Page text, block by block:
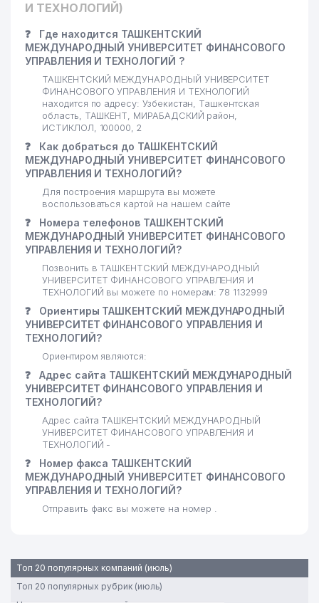
И ТЕХНОЛОГИЙ)
❓
Где находится ТАШКЕНТСКИЙ
МЕЖДУНАРОДНЫЙ УНИВЕРСИТЕТ ФИНАНСОВОГО
УПРАВЛЕНИЯ И ТЕХНОЛОГИЙ ?
ТАШКЕНТСКИЙ МЕЖДУНАРОДНЫЙ УНИВЕРСИТЕТ
ФИНАНСОВОГО УПРАВЛЕНИЯ И ТЕХНОЛОГИЙ
находится по адресу: Узбекистан, Ташкентская
область, ТАШКЕНТ, МИРАБАДСКИЙ район,
ИСТИКЛОЛ, 100000, 2
❓
Как добраться до ТАШКЕНТСКИЙ
МЕЖДУНАРОДНЫЙ УНИВЕРСИТЕТ ФИНАНСОВОГО
УПРАВЛЕНИЯ И ТЕХНОЛОГИЙ?
Для построения маршрута вы можете
воспользоваться картой на нашем сайте
❓
Номера телефонов ТАШКЕНТСКИЙ
МЕЖДУНАРОДНЫЙ УНИВЕРСИТЕТ ФИНАНСОВОГО
УПРАВЛЕНИЯ И ТЕХНОЛОГИЙ?
Позвонить в ТАШКЕНТСКИЙ МЕЖДУНАРОДНЫЙ
УНИВЕРСИТЕТ ФИНАНСОВОГО УПРАВЛЕНИЯ И
ТЕХНОЛОГИЙ вы можете по номерам: 78 1132999
❓
Ориентиры ТАШКЕНТСКИЙ МЕЖДУНАРОДНЫЙ
УНИВЕРСИТЕТ ФИНАНСОВОГО УПРАВЛЕНИЯ И
ТЕХНОЛОГИЙ?
Ориентиром являются:
❓
Адрес сайта ТАШКЕНТСКИЙ МЕЖДУНАРОДНЫЙ
УНИВЕРСИТЕТ ФИНАНСОВОГО УПРАВЛЕНИЯ И
ТЕХНОЛОГИЙ?
Адрес сайта ТАШКЕНТСКИЙ МЕЖДУНАРОДНЫЙ
УНИВЕРСИТЕТ ФИНАНСОВОГО УПРАВЛЕНИЯ И
ТЕХНОЛОГИЙ -
❓
Номер факса ТАШКЕНТСКИЙ
МЕЖДУНАРОДНЫЙ УНИВЕРСИТЕТ ФИНАНСОВОГО
УПРАВЛЕНИЯ И ТЕХНОЛОГИЙ?
Отправить факс вы можете на номер .
Топ 20 популярных компаний (июль)
Топ 20 популярных рубрик (июль)